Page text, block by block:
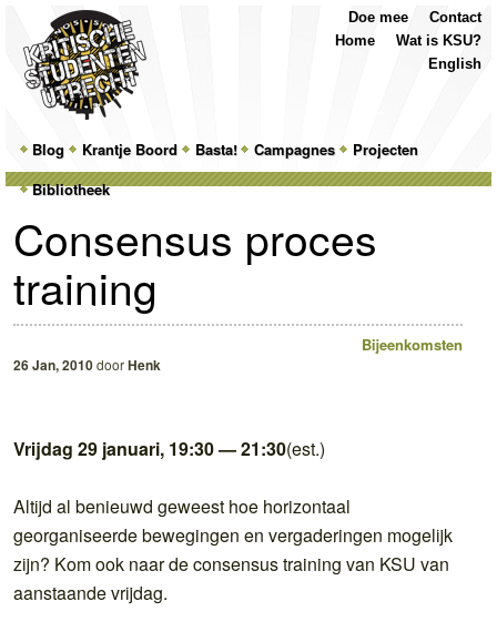
MainSkip
to
primary
Skip
to
secondary
Blog Krantje Boord Basta! Campagnes
Projecten
Bibliotheek
Contact
Doe mee
Wat is KSU?
Home
English
Consensus proces
training
Bijeenkomsten
26 Jan, 2010doorHenk
Vrijdag 29 januari, 19:30 — 21:30(est.)
Altijd al benieuwd geweest hoe horizontaal
georganiseerde bewegingen en vergaderingen mogelijk
zijn? Kom ook naar de consensus training van KSU van
aanstaande vrijdag.